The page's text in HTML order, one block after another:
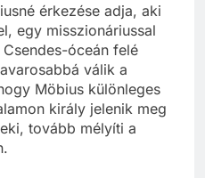
érkezése adja, aki
egy misszionáriussal
óceán felé
válik a
Möbius különleges
király jelenik meg
tovább mélyíti a